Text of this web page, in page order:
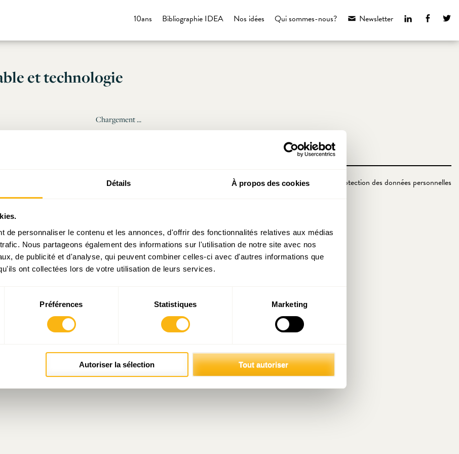
Détails À propos des cookies
de personnaliser le contenu et les annonces, d'offrir des fonctionnalités relatives aux médias
Nous partageons également des informations sur l'utilisation de notre site avec nos
de publicité et d'analyse, qui peuvent combiner celles-ci avec d'autres informations que
ont collectées lors de votre utilisation de leurs services.
Préférences Statistiques Marketing
Autoriser la sélection Tout autoriser
LinkedIn
Newsletter
Qui sommes-nous?
Nos idées
Bibliographie IDEA
10ans
et technologie
Chargement ...
Politique de protection des données personnelles